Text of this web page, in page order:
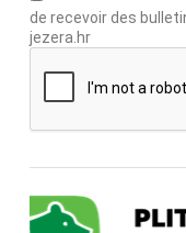
de recevoir des
jezera.hr